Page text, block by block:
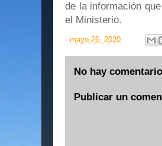
de la información
el Ministerio.
- mayo 26, 2020
No hay
Publicar un